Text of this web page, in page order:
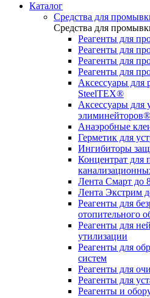
Каталог
Средства для
Средства для
Реагенты для
Реагенты для
Реагенты для
Реагенты для
Аксессуары для
SteelTEX®
Аксессуары для
элиминейторов®
Анаэробные
Герметик для
Ингибиторы
Концентрат для
Лента Смарт до
Лента Экстрим
Реагенты для
отопительного
Реагенты для
утилизации
Реагенты для
систем
Реагенты для
Реагенты для
Реагенты и